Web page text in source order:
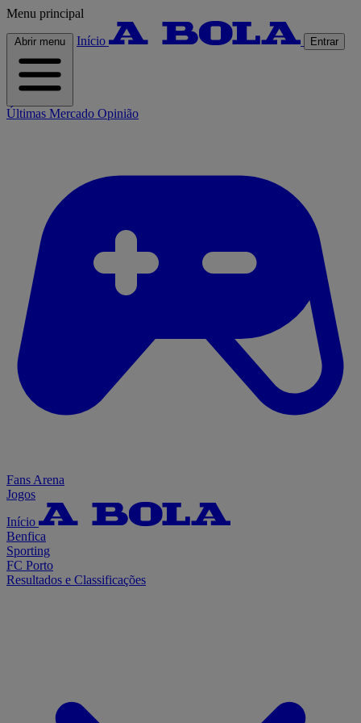
Menu principal
Abrir menu Início Entrar
Últimas Mercado Opinião
Fans Arena
Jogos
Início
Benfica
Sporting
FC Porto
Resultados e Classificações